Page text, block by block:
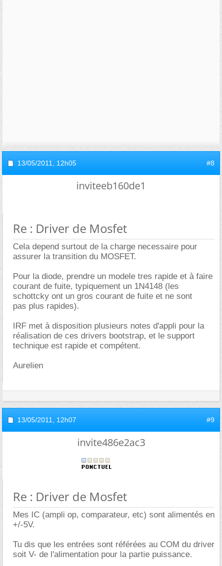
13/05/2011, 12h05 #8
inviteeb160de1
Re : Driver de Mosfet
Cela depend surtout de la charge necessaire pour
assurer la transition du MOSFET.
Pour la diode, prendre un modele tres rapide et à faire
courant de fuite, typiquement un 1N4148 (les
schottcky ont un gros courant de fuite et ne sont
pas plus rapides).
IRF met à disposition plusieurs notes d'appli pour la
réalisation de ces drivers bootstrap, et le support
technique est rapide et compétent.
Aurelien
13/05/2011, 12h07 #9
invite486e2ac3
Re : Driver de Mosfet
Mes IC (ampli op, comparateur, etc) sont alimentés en
+/-5V.
Tu dis que les entrées sont référées au COM du driver
soit V- de l'alimentation pour la partie puissance.